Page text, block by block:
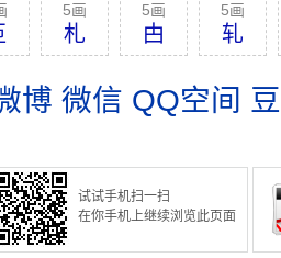
5画
札
5画
甴
5画
轧
博 微信 QQ空间
试试手机扫一扫
在你手机上继续浏览此页面